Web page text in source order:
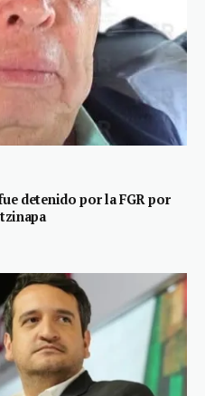
detenido por la FGR por